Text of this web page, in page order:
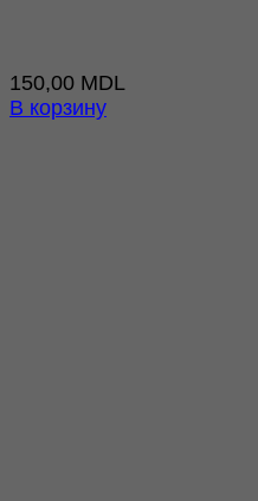
150,00 MDL
В корзину